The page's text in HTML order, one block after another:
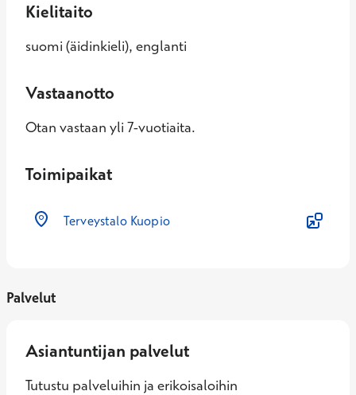
Kielitaito
suomi (äidinkieli), englanti
Vastaanotto
Otan vastaan yli 7-vuotiaita.
Toimipaikat
Terveystalo Kuopio
Palvelut
Asiantuntijan palvelut
Tutustu palveluihin ja erikoisaloihin